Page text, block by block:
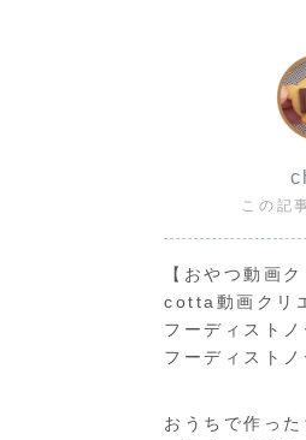
この記
【おやつ動画
cotta動画クリ
フーディスト
フーディスト
おうちで作っ